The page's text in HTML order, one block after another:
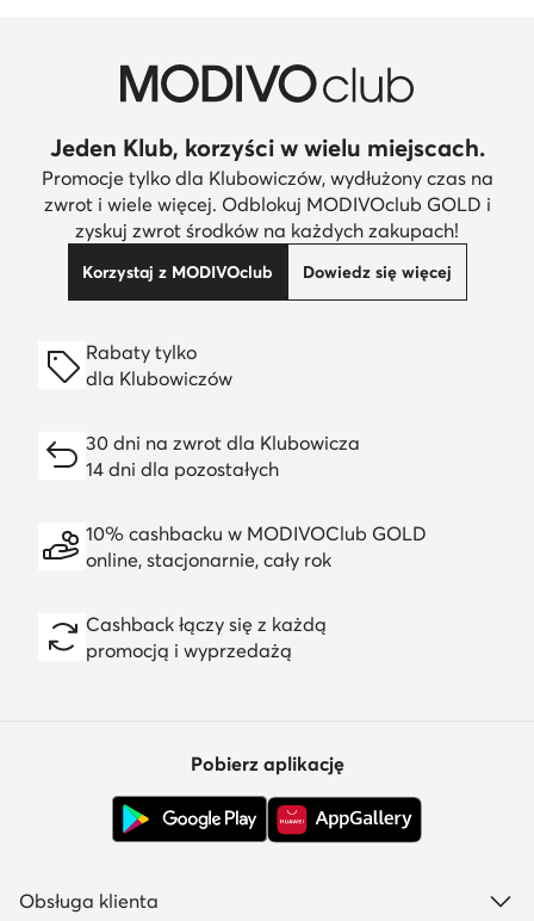
Jeden Klub, korzyści w wielu miejscach.
Promocje tylko dla Klubowiczów, wydłużony czas na
zwrot i wiele więcej. Odblokuj MODIVOclub GOLD i
zyskuj zwrot środków na każdych zakupach!
Korzystaj z MODIVOclub Dowiedz się więcej
Rabaty tylko
dla Klubowiczów
30 dni na zwrot dla Klubowicza
14 dni dla pozostałych
10% cashbacku w MODIVOClub GOLD
online, stacjonarnie, cały rok
Cashback łączy się z każdą
promocją i wyprzedażą
Pobierz aplikację
Obsługa klienta